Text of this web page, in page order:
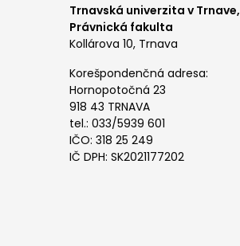
Trnavská univerzita v Trnave,
Právnická fakulta
Kollárova 10, Trnava
Korešpondenčná adresa:
Hornopotočná 23
918 43 TRNAVA
tel.: 033/5939 601
IČO: 318 25 249
IČ DPH: SK2021177202